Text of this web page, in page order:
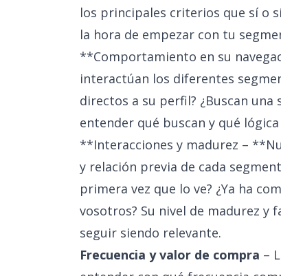
los principales criterios que sí o
la hora de empezar con tu
**Comportamiento en su
interactúan los diferentes
directos a su perfil? ¿Buscan
entender qué buscan y qué
**Interacciones y madurez –
y relación previa de cada
primera vez que lo ve? ¿Ya ha
vosotros? Su nivel de madurez y
seguir siendo relevante.
Frecuencia y valor de compra –